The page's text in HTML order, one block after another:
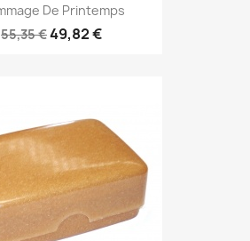
De Printemps
55,35 €49,82 €